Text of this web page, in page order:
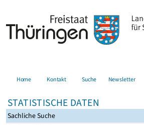
Home Kontakt Suche Newsletter
STATISTISCHE DATEN
Sachliche Suche